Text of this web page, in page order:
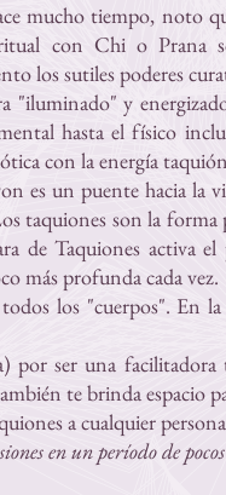
mucho tiempo, noto
con Chi o Prana
los sutiles poderes
"iluminado" y
hasta el físico
con la energía
es un puente hacia
taquiones son la
de Taquiones activa
más profunda cada vez.
los "cuerpos". En la
ser una facilitadora
te brinda espacio
a cualquier
en un período de pocos